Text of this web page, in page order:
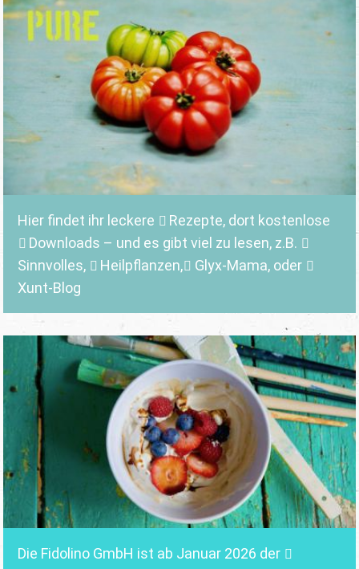
Hier findet ihr leckere Rezepte, dort kostenlose
Downloads – und es gibt viel zu lesen, z.B.
Sinnvolles, Heilpflanzen, Glyx-Mama,oder
Xunt-Blog
Die Fidolino GmbH ist ab Januar 2026 der